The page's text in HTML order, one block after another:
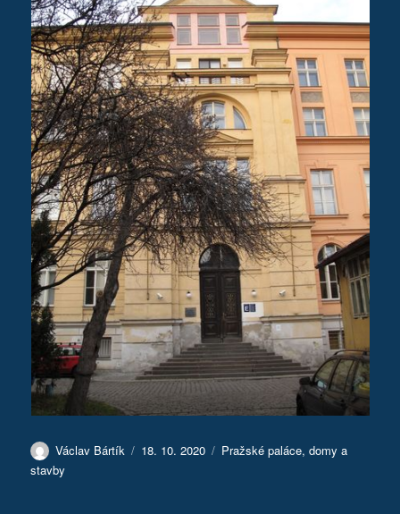
Autor:
Václav Bártík Publikováno:
18. 10. 2020 Rubriky:
Pražské paláce, domy a
stavby